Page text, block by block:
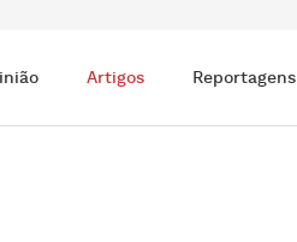
Artigos Reportagens